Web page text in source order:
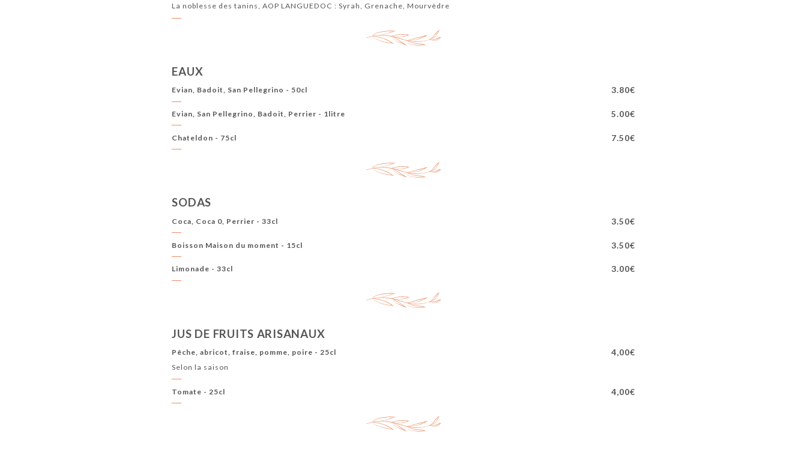
La noblesse des tanins, AOP LANGUEDOC : Syrah, Grenache, Mourvèdre
EAUX
Evian, Badoit, San Pellegrino - 50cl 3.80€
Evian, San Pellegrino, Badoit, Perrier - 1litre 5.00€
Chateldon - 75cl 7.50€
SODAS
Coca, Coca 0, Perrier - 33cl 3.50€
Boisson Maison du moment - 15cl 3.50€
Limonade - 33cl 3.00€
JUS DE FRUITS ARISANAUX
Pêche, abricot, fraise, pomme, poire - 25cl 4,00€
Selon la saison
Tomate - 25cl 4,00€